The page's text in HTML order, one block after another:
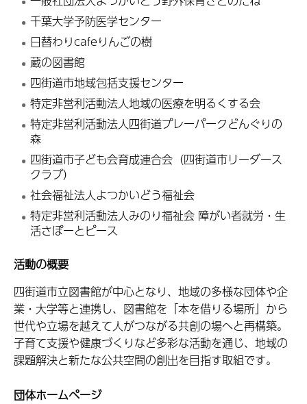
千葉大学予防医学センター
日替わりcafeりんごの樹
蔵の図書館
四街道市地域包括支援センター
特定非営利活動法人地域の医療を明るくする会
特定非営利活動法人四街道プレーパークどんぐりの
森
四街道市子ども会育成連合会（四街道市リーダース
クラブ）
社会福祉法人よつかいどう福祉会
特定非営利活動法人みのり福祉会 障がい者就労・生
活さぽーとピース
活動の概要
四街道市立図書館が中心となり、地域の多様な団体や企
業・大学等と連携し、図書館を「本を借りる場所」から
世代や立場を越えて人がつながる共創の場へと再構築。
子育て支援や健康づくりなど多彩な活動を通じ、地域の
課題解決と新たな公共空間の創出を目指す取組です。
団体ホームページ